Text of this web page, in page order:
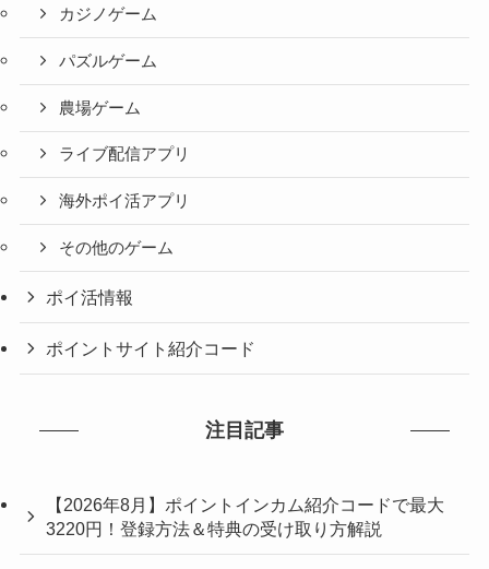
カジノゲーム
パズルゲーム
農場ゲーム
ライブ配信アプリ
海外ポイ活アプリ
その他のゲーム
ポイ活情報
ポイントサイト紹介コード
注目記事
【2026年8月】ポイントインカム紹介コードで最大
3220円！登録方法＆特典の受け取り方解説